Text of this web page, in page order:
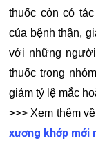
thuốc còn có
của bệnh thận,
với những
thuốc trong
giảm tỷ lệ mắc
>>> Xem thêm
xương khớp mới